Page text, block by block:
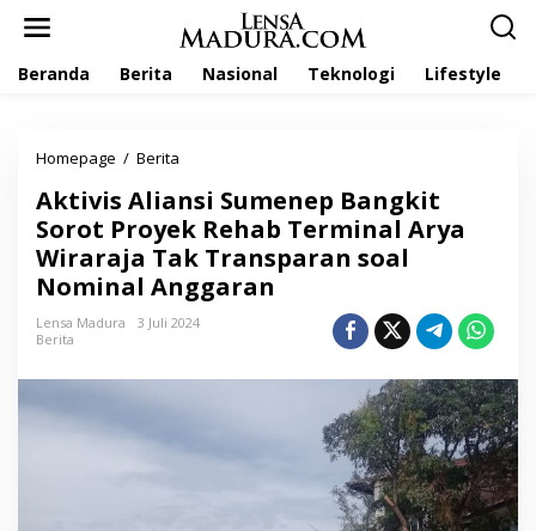
Beranda Berita Nasional Teknologi Lifestyle
Homepage / Berita
t
v
i
s
A
l
Aktivis Aliansi Sumenep Bangkit
Sorot Proyek Rehab Terminal Arya
Wiraraja Tak Transparan soal
Nominal Anggaran
Lensa Madura
3 Juli 2024
Berita